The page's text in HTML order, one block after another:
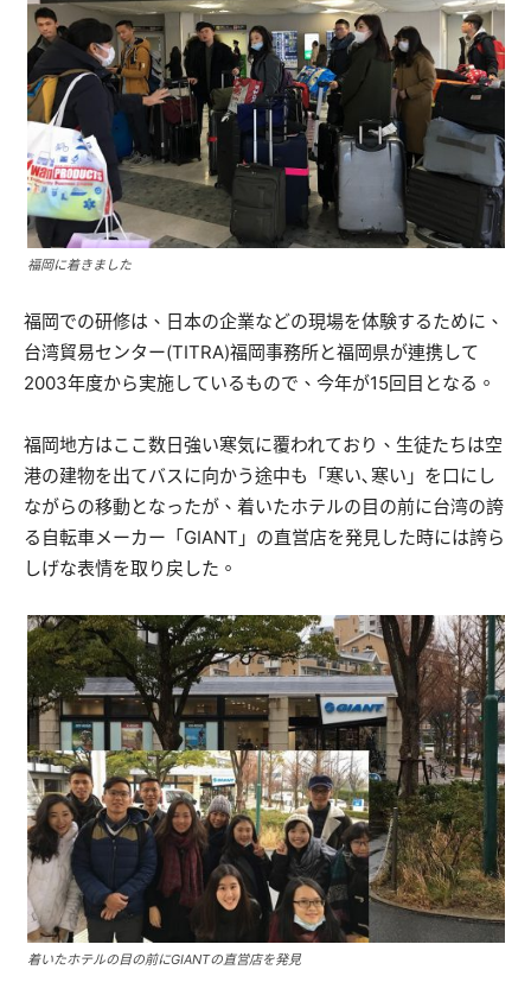
福岡に着きました
福岡での研修は、日本の企業などの現場を体験するために、
台湾貿易センター(TITRA)福岡事務所と福岡県が連携して
2003年度から実施しているもので、今年が15回目となる。
福岡地方はここ数日強い寒気に覆われており、生徒たちは空
港の建物を出てバスに向かう途中も「寒い､寒い」を口にし
ながらの移動となったが、着いたホテルの目の前に台湾の誇
る自転車メーカー「GIANT」の直営店を発見した時には誇ら
しげな表情を取り戻した。
着いたホテルの目の前にGIANTの直営店を発見